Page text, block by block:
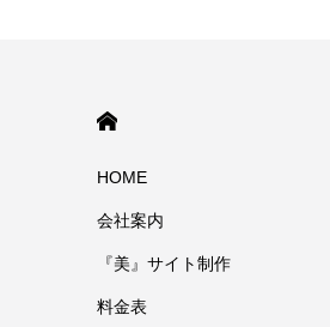
HOME
会社案内
『美』サイト制作
料金表